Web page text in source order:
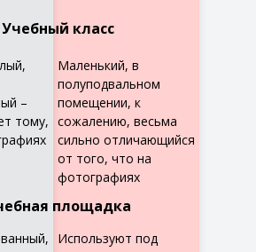
Учебный класс
площадка
Маленький, в
полуподвальном
помещении, к
сожалению, весьма
сильно отличающийся
от того, что на
фотографиях
–
тому,
Используют под